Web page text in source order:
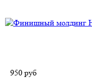
950 руб